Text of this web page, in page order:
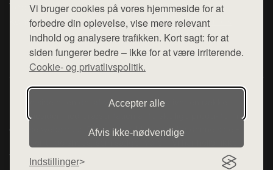
Vi bruger cookies på vores hjemmeside for at
forbedre din oplevelse, vise mere relevant
indhold og analysere trafikken. Kort sagt: for at
siden fungerer bedre – ikke for at være irriterende.
Cookie- og privatlivspolitik.
Accepter alle
Afvis ikke‑nødvendige
Indstillinger
Top Rabatter
Kontakt
Mail: hej@want.dk
Cookie- og privatlivspolitik
Denne side er en del af want.dk, der udgiver en række
hjemmesider med præsentation af forskellige produkter fra
diverse webshops. Der sælges ikke varer fra denne side - vi
henviser til de shops, som sælger varen. Vi har heller ikke
varerne på lager.